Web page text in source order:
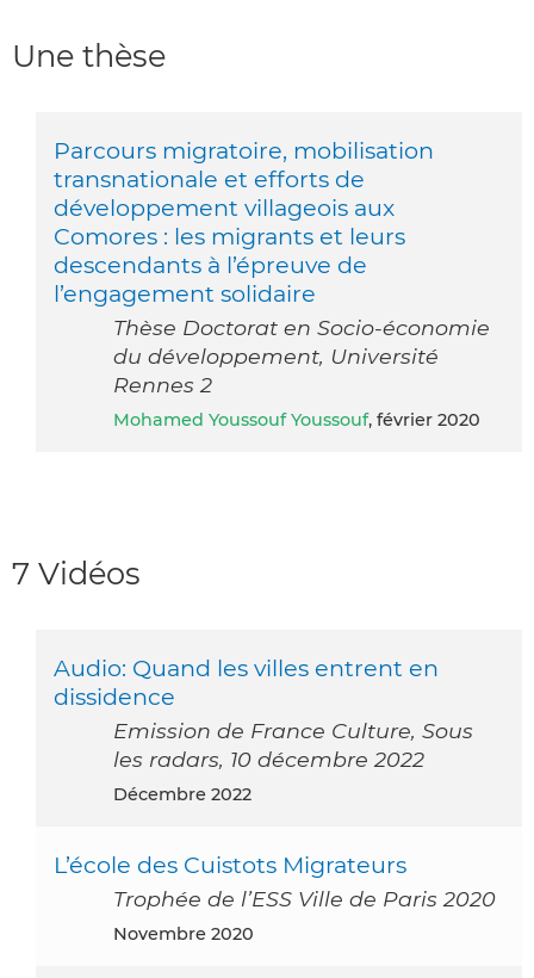
Une thèse
Parcours migratoire, mobilisation
transnationale et efforts de
développement villageois aux
Comores : les migrants et leurs
descendants à l’épreuve de
l’engagement solidaire
Thèse Doctorat en Socio-économie
du développement, Université
Rennes 2
Mohamed Youssouf Youssouf, février 2020
7 Vidéos
Audio: Quand les villes entrent en
dissidence
Emission de France Culture, Sous
les radars, 10 décembre 2022
décembre 2022
L’école des Cuistots Migrateurs
Trophée de l’ESS Ville de Paris 2020
novembre 2020